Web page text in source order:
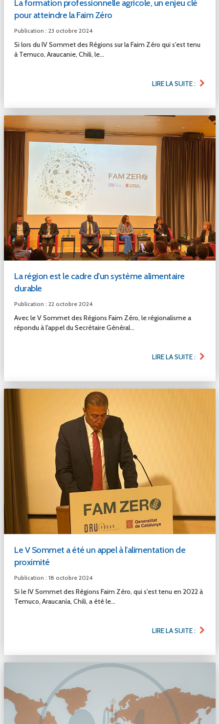
La formation professionnelle agricole, un enjeu clé
pour atteindre la Faim Zéro
Publication : 23 octobre 2024
Si lors du IV Sommet des Régions sur la Faim Zéro qui s'est tenu
à Temuco, Araucanie, Chili, le...
LIRE LA SUITE :
La région est le cadre d'un système alimentaire
durable
Publication : 22 octobre 2024
Avec le V Sommet des Régions Faim Zéro, le régionalisme a
répondu à l'appel du Secrétaire Général...
LIRE LA SUITE :
Le V Sommet a été un appel à l'alimentation de
proximité
Publication : 18 octobre 2024
Si le IV Sommet des Régions Faim Zéro, qui s'est tenu en 2022 à
Temuco, Araucanía, Chili, a été le...
LIRE LA SUITE :